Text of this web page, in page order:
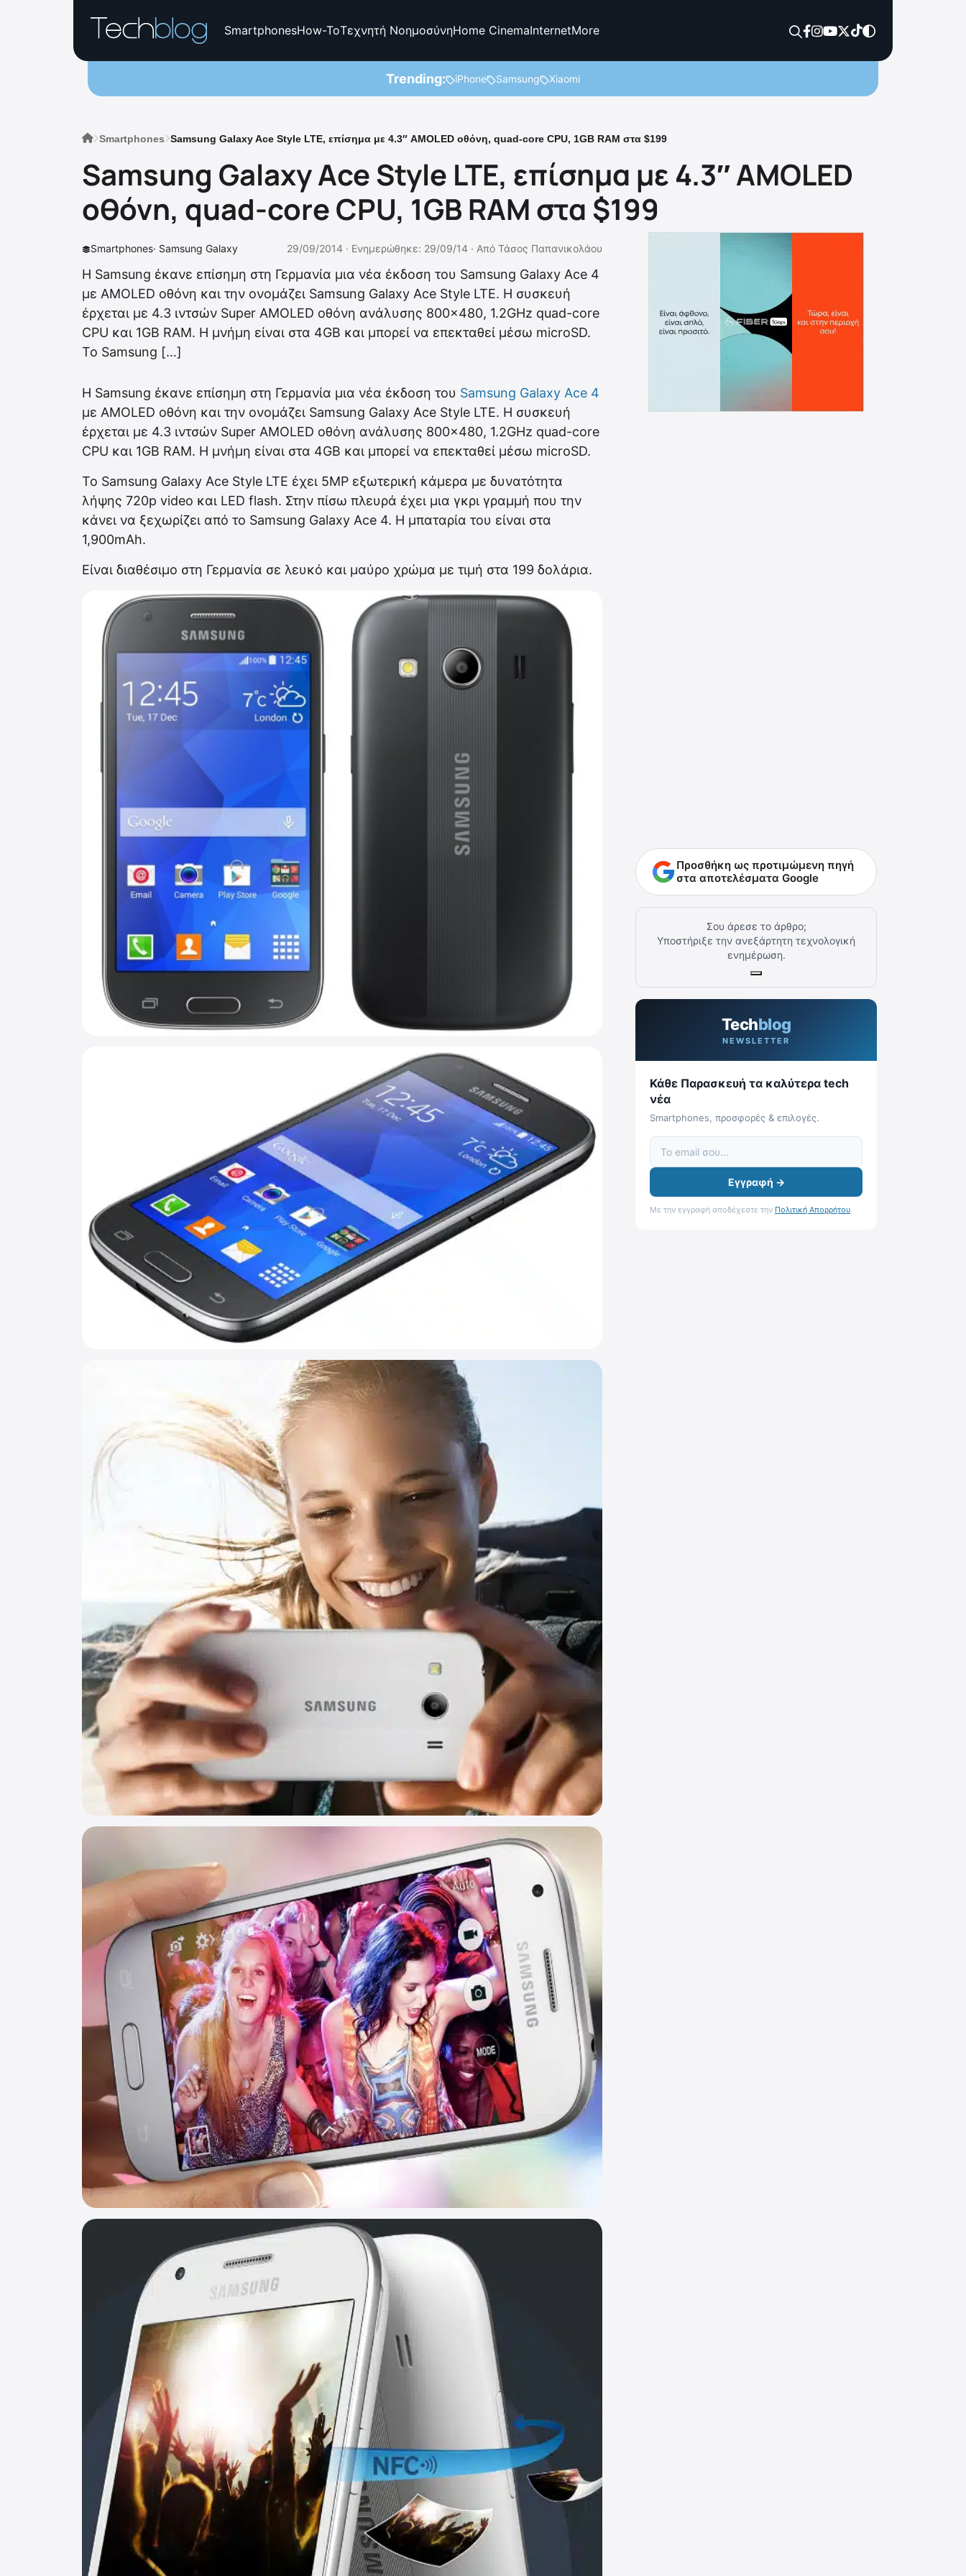
SmartphonesHow-ToΤεχνητή ΝοημοσύνηHome CinemaInternetMore
Trending: iPhone Samsung Xiaomi
Smartphones Samsung Galaxy Ace Style LTE, επίσημα με 4.3″ AMOLED οθόνη, quad-core CPU, 1GB RAM στα $199
Samsung Galaxy Ace Style LTE, επίσημα με 4.3″ AMOLED
οθόνη, quad-core CPU, 1GB RAM στα $199
Smartphones· Samsung Galaxy 29/09/2014 · Ενημερώθηκε: 29/09/14 · Από Τάσος Παπανικολάου
Η Samsung έκανε επίσημη στη Γερμανία μια νέα έκδοση του Samsung Galaxy Ace 4
με AMOLED οθόνη και την ονομάζει Samsung Galaxy Ace Style LTE. Η συσκευή
έρχεται με 4.3 ιντσών Super AMOLED οθόνη ανάλυσης 800×480, 1.2GHz quad-core
CPU και 1GB RAM. Η μνήμη είναι στα 4GB και μπορεί να επεκταθεί μέσω microSD.
Το Samsung […]
Η Samsung έκανε επίσημη στη Γερμανία μια νέα έκδοση του Samsung Galaxy Ace 4
με AMOLED οθόνη και την ονομάζει Samsung Galaxy Ace Style LTE. Η συσκευή
έρχεται με 4.3 ιντσών Super AMOLED οθόνη ανάλυσης 800×480, 1.2GHz quad-core
CPU και 1GB RAM. Η μνήμη είναι στα 4GB και μπορεί να επεκταθεί μέσω microSD.
Το Samsung Galaxy Ace Style LTE έχει 5MP εξωτερική κάμερα με δυνατότητα
λήψης 720p video και LED flash. Στην πίσω πλευρά έχει μια γκρι γραμμή που την
κάνει να ξεχωρίζει από το Samsung Galaxy Ace 4. Η μπαταρία του είναι στα
1,900mAh.
Είναι διαθέσιμο στη Γερμανία σε λευκό και μαύρο χρώμα με τιμή στα 199 δολάρια.
Προσθήκη ως προτιμώμενη πηγή
στα αποτελέσματα Google
Σου άρεσε το άρθρο;
Υποστήριξε την ανεξάρτητη τεχνολογική
ενημέρωση.
Techblog
NEWSLETTER
Κάθε Παρασκευή τα καλύτερα tech
νέα
Smartphones, προσφορές & επιλογές.
Εγγραφή →
Με την εγγραφή αποδέχεστε την Πολιτική Απορρήτου.